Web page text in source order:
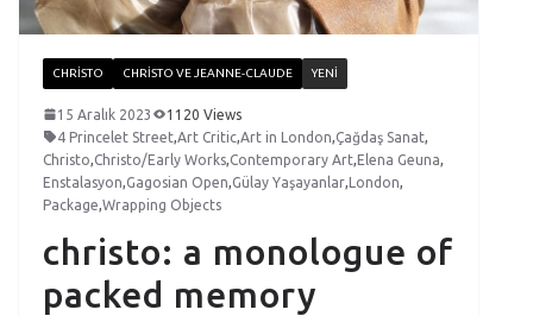
CHRISTO CHRISTO VE JEANNE-CLAUDE YENI
15 Aralık 2023
1120 Views
4 Princelet Street,Art Critic,Art in London,Çağdaş Sanat,
Christo,Christo/Early Works,Contemporary Art,Elena Geuna,
Enstalasyon,Gagosian Open,Gülay Yaşayanlar,London,
Package,Wrapping Objects
christo: a monologue of
packed memory